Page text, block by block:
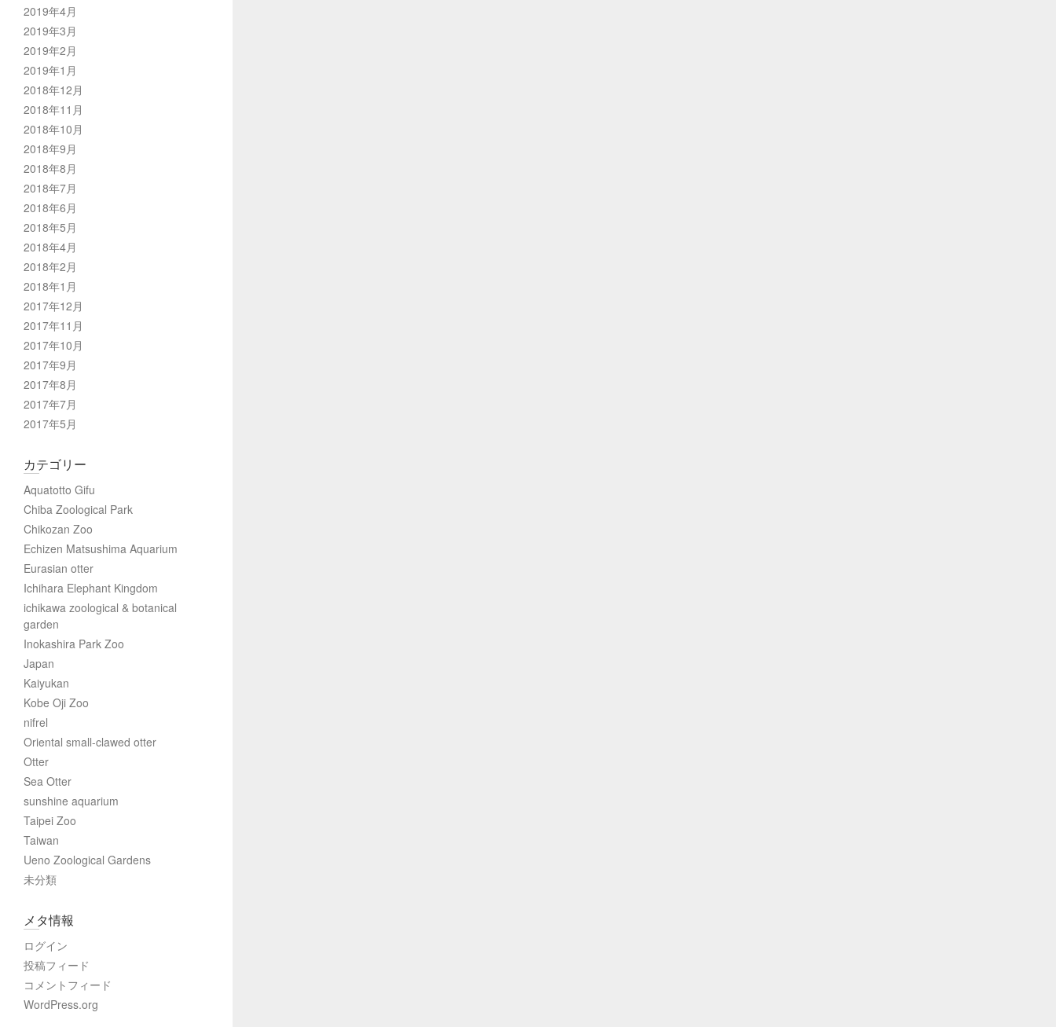
2019年4月
2019年3月
2019年2月
2019年1月
2018年12月
2018年11月
2018年10月
2018年9月
2018年8月
2018年7月
2018年6月
2018年5月
2018年4月
2018年2月
2018年1月
2017年12月
2017年11月
2017年10月
2017年9月
2017年8月
2017年7月
2017年5月
カテゴリー
Aquatotto Gifu
Chiba Zoological Park
Chikozan Zoo
Echizen Matsushima Aquarium
Eurasian otter
Ichihara Elephant Kingdom
ichikawa zoological & botanical
garden
Inokashira Park Zoo
Japan
Kaiyukan
Kobe Oji Zoo
nifrel
Oriental small-clawed otter
Otter
Sea Otter
sunshine aquarium
Taipei Zoo
Taiwan
Ueno Zoological Gardens
未分類
メタ情報
ログイン
投稿フィード
コメントフィード
WordPress.org